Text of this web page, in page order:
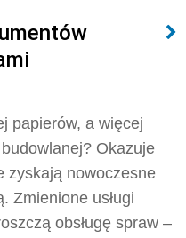
papierów, a więcej
Okazuje
zyskają nowoczesne
Zmienione usługi
obsługę spraw –